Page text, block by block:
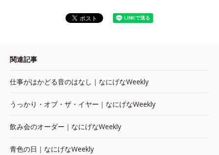
関連記事
仕事がはかどる音のはなし｜なにげなWeekly
うっかり・オブ・ザ・イヤー｜なにげなWeekly
飲み会のオーダー｜なにげなWeekly
青色の日｜なにげなWeekly